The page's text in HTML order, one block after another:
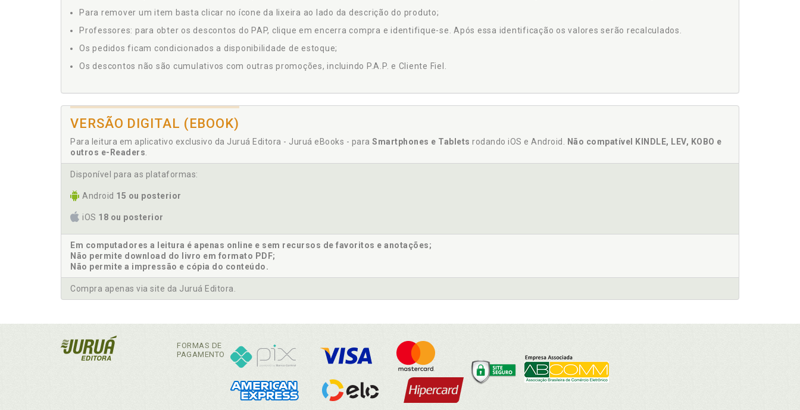
Para remover um item basta clicar no ícone da lixeira ao lado da descrição do produto;
Professores: para obter os descontos do PAP, clique em encerra compra e identifique-se. Após essa identificação os valores serão recalculados.
Os pedidos ficam condicionados a disponibilidade de estoque;
Os descontos não são cumulativos com outras promoções, incluindo P.A.P. e Cliente Fiel.
VERSÃO DIGITAL (EBOOK)
Para leitura em aplicativo exclusivo da Juruá Editora - Juruá eBooks - para Smartphones e Tablets rodando iOS e Android.
Não compatível KINDLE, LEV, KOBO e
outros e-Readers
Disponível para as plataformas:
Android 15 ou posterior
iOS 18 ou posterior
Em computadores a leitura é apenas online e sem recursos de favoritos e anotações;
Não permite download do livro em formato PDF;
Não permite a impressão e cópia do conteúdo.
Compra apenas via site da Juruá Editora.
FORMAS DE
PAGAMENTO